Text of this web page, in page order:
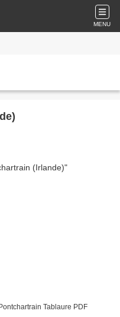
MENU
Tablaure PDF